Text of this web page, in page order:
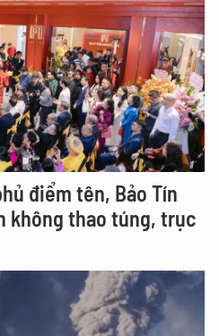
điểm tên, Bảo Tín
không thao túng, trục